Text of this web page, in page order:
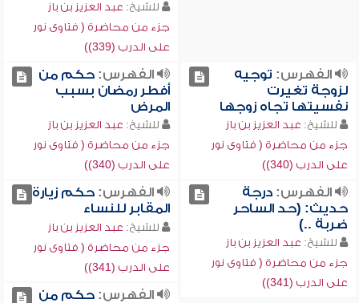
للشيخ: عبد العزيز بن باز
جزء من محاضرة ( فتاوى نور
على الدرب (339))
الفهرس: توجيه
لزوجة تغيرت
نفسيتها تجاه زوجها
للشيخ: عبد العزيز بن باز
جزء من محاضرة ( فتاوى نور
على الدرب (340))
الفهرس:حكم من
أفطر رمضان بسبب
المرض
للشيخ: عبد العزيز بن باز
جزء من محاضرة ( فتاوى نور
على الدرب (340))
الفهرس:درجة
حديث: (حد الساحر
ضربة ..)
للشيخ: عبد العزيز بن باز
جزء من محاضرة ( فتاوى نور
على الدرب (341))
الفهرس:حكم زيارة
المقابر للنساء
للشيخ: عبد العزيز بن باز
جزء من محاضرة ( فتاوى نور
على الدرب (341))
الفهرس:حكم من